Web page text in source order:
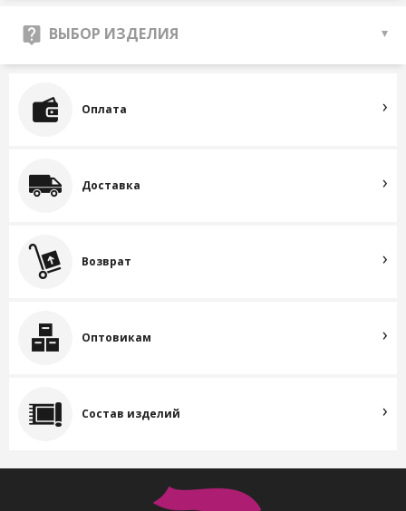
ВЫБОР ИЗДЕЛИЯ
Оплата
Доставка
Возврат
Оптовикам
Состав изделий